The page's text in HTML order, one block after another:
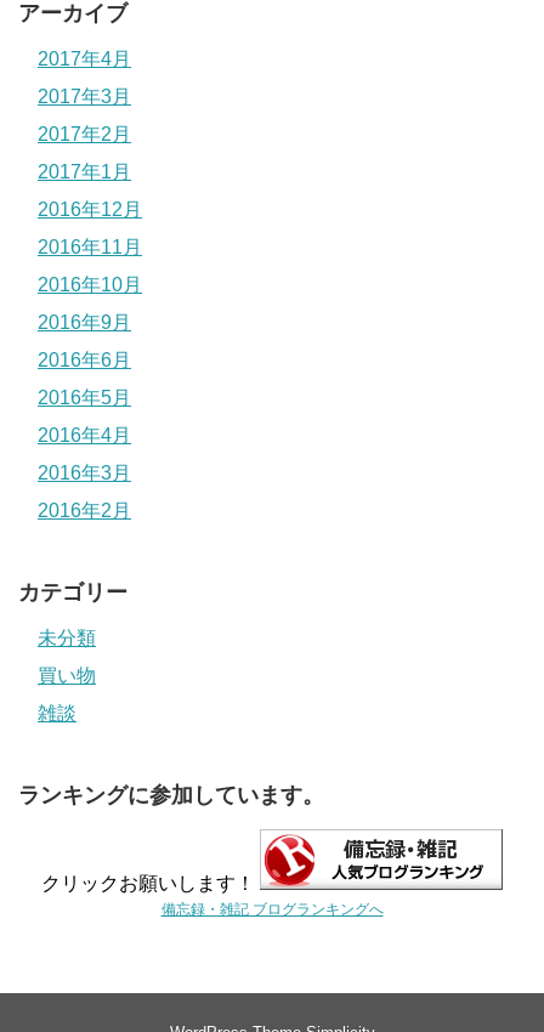
アーカイブ
2017年4月
2017年3月
2017年2月
2017年1月
2016年12月
2016年11月
2016年10月
2016年9月
2016年6月
2016年5月
2016年4月
2016年3月
2016年2月
カテゴリー
未分類
買い物
雑談
ランキングに参加しています。
クリックお願いします！
備忘録・雑記 ブログランキングへ